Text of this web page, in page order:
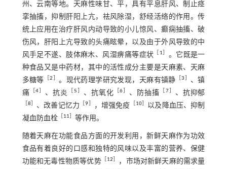
州、云南等地。天麻性味甘、平，具有平息肝风、制止痉
挛抽搐，抑制肝阳上亢，祛风除湿，舒经活络的作用。传
统上应用在治疗肝风内动导致的小儿惊风、癫痫抽搐、破
伤风，肝阳上亢导致的头痛眩晕，以及由于外风导致的中
风手足不遂、肢体麻木、风湿痹痛等症状
1
。它既是一
种食品又是中药材，其中的活性成分主要是天麻素、天麻
多糖等 ［2 。现代药理学研究发现，天麻有镇静 ［3
、镇
痛
［4 、抗炎 5 、抗氧化 ［6 、防抽搐 7］ 、抗抑郁
8 、改善记忆力 ［9 ，增强免疫 10］ 以及降血压、抑制
凝血防血栓［ 11 等作用。
随着天麻在功能食品方面的开发利用，新鲜天麻作为功效
食品有着良好的口感和独特的风味以及丰富的营养、保健
功能和无毒性物质等优势［ 12
，市场对新鲜天麻的需求量